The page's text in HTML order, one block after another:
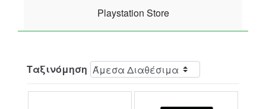
Playstation Store
Ταξινόμηση